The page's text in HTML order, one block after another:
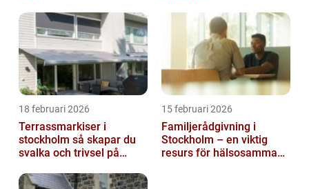
18 februari 2026
Terrassmarkiser i
stockholm så skapar du
svalka och trivsel på
15 februari 2026
Familjerådgivning i
Stockholm – en viktig
resurs för hälsosamma